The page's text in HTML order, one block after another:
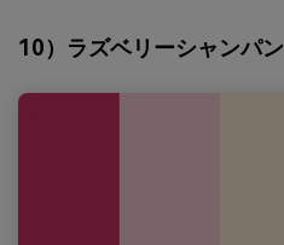
10）ラズベリーシャンパン